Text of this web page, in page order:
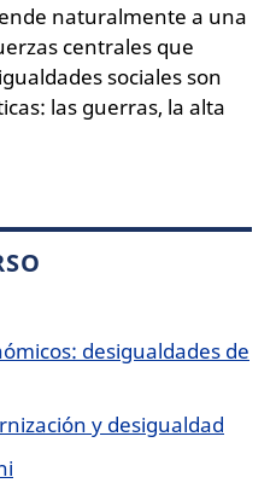
naturalmente a una
centrales que
sociales son
las guerras, la alta
desigualdades de
y desigualdad